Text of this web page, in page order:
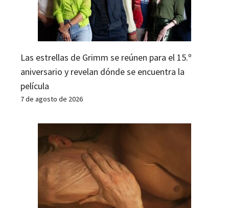
Las estrellas de Grimm se reúnen para el 15.º
aniversario y revelan dónde se encuentra la
película
7 de agosto de 2026